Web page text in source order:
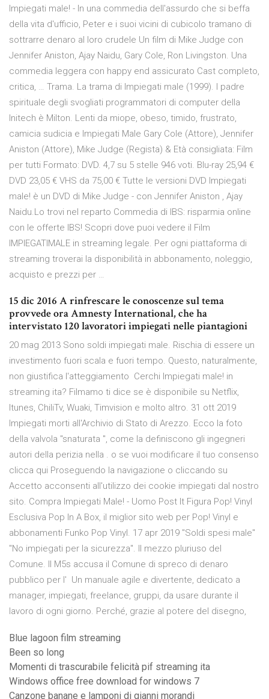
Impiegati male! - In una commedia dell'assurdo che si beffa
della vita d'ufficio, Peter e i suoi vicini di cubicolo tramano di
sottrarre denaro al loro crudele Un film di Mike Judge con
Jennifer Aniston, Ajay Naidu, Gary Cole, Ron Livingston. Una
commedia leggera con happy end assicurato Cast completo,
critica, … Trama. La trama di Impiegati male (1999). l padre
spirituale degli svogliati programmatori di computer della
Initech è Milton. Lenti da miope, obeso, timido, frustrato,
camicia sudicia e Impiegati Male Gary Cole (Attore), Jennifer
Aniston (Attore), Mike Judge (Regista) & Età consigliata: Film
per tutti Formato: DVD. 4,7 su 5 stelle 946 voti. Blu-ray 25,94 €
DVD 23,05 € VHS da 75,00 € Tutte le versioni DVD Impiegati
male! è un DVD di Mike Judge - con Jennifer Aniston , Ajay
Naidu.Lo trovi nel reparto Commedia di IBS: risparmia online
con le offerte IBS! Scopri dove puoi vedere il Film
IMPIEGATIMALE in streaming legale. Per ogni piattaforma di
streaming troverai la disponibilità in abbonamento, noleggio,
acquisto e prezzi per …
15 dic 2016 A rinfrescare le conoscenze sul tema
provvede ora Amnesty International, che ha
intervistato 120 lavoratori impiegati nelle piantagioni
20 mag 2013 Sono soldi impiegati male. Rischia di essere un
investimento fuori scala e fuori tempo. Questo, naturalmente,
non giustifica l'atteggiamento Cerchi Impiegati male! in
streaming ita? Filmamo ti dice se è disponibile su Netflix,
Itunes, ChiliTv, Wuaki, Timvision e molto altro. 31 ott 2019
Impiegati morti all'Archivio di Stato di Arezzo. Ecco la foto
della valvola "snaturata ", come la definiscono gli ingegneri
autori della perizia nella . o se vuoi modificare il tuo consenso
clicca qui Proseguendo la navigazione o cliccando su
Accetto acconsenti all'utilizzo dei cookie impiegati dal nostro
sito. Compra Impiegati Male! - Uomo Post It Figura Pop! Vinyl
Esclusiva Pop In A Box, il miglior sito web per Pop! Vinyl e
abbonamenti Funko Pop Vinyl. 17 apr 2019 "Soldi spesi male"
"No impiegati per la sicurezza". Il mezzo pluriuso del
Comune. Il M5s accusa il Comune di spreco di denaro
pubblico per l' Un manuale agile e divertente, dedicato a
manager, impiegati, freelance, gruppi, da usare durante il
lavoro di ogni giorno. Perché, grazie al potere del disegno,
Blue lagoon film streaming
Been so long
Momenti di trascurabile felicità pif streaming ita
Windows office free download for windows 7
Canzone banane e lamponi di gianni morandi